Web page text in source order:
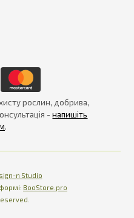
рослин, добрива,
-напишіть
.
n Studio
Працює на SaaS платформі
BooStore.pro